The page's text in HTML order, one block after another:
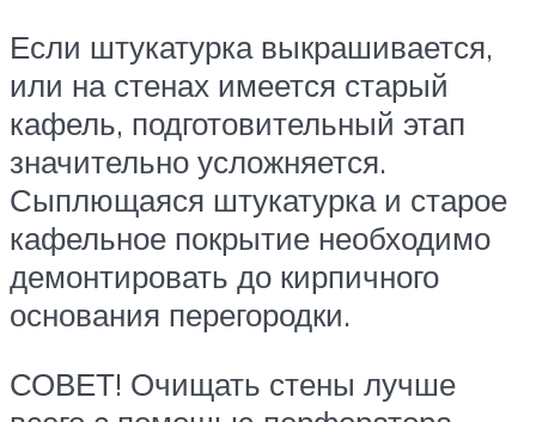
Если штукатурка выкрашивается,
или на стенах имеется старый
кафель, подготовительный этап
значительно усложняется.
Сыплющаяся штукатурка и старое
кафельное покрытие необходимо
демонтировать до кирпичного
основания перегородки.
СОВЕТ! Очищать стены лучше